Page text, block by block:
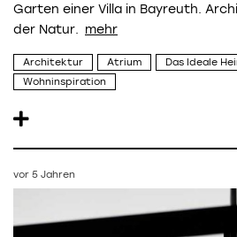
Garten einer Villa in Bayreuth.
der Natur.
Architektur Atrium Das Ideale
Wohninspiration
vor 5 Jahren